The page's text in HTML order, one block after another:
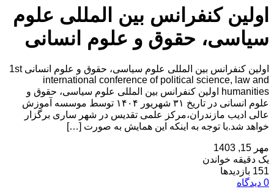
اولین کنفرانس بین المللی علوم
سیاسی، حقوق و علوم انسانی
اولین کنفرانس بین المللی علوم سیاسی، حقوق و علوم انسانی 1st
international conference of political science, law and
humanities اولین کنفرانس بین المللی علوم سیاسی، حقوق و
علوم انسانی در تاریخ ۳۱ شهریور ۱۴۰۴ توسط موسسه آموزش
عالی ادیب مازندران،مرکز علمی تقدیس در شهر ساری برگزار
خواهد شد.با توجه به اینکه این همایش به صورت […]
مهر 15, 1403
یک دقیقه خواندن
151 بازدیدها
0 دیدگاه